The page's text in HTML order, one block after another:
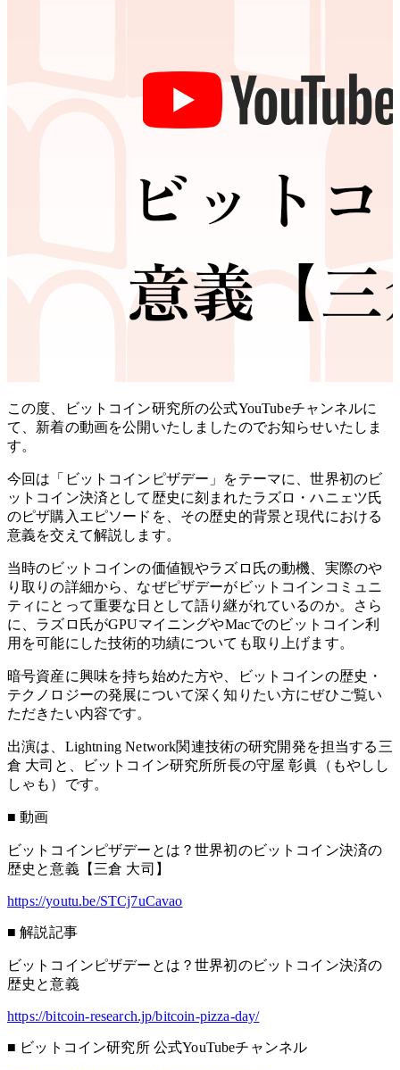
この度、ビットコイン研究所の公式YouTubeチャンネルに
て、新着の動画を公開いたしましたのでお知らせいたしま
す。
今回は「ビットコインピザデー」をテーマに、世界初のビ
ットコイン決済として歴史に刻まれたラズロ・ハニェツ氏
のピザ購入エピソードを、その歴史的背景と現代における
意義を交えて解説します。
当時のビットコインの価値観やラズロ氏の動機、実際のや
り取りの詳細から、なぜピザデーがビットコインコミュニ
ティにとって重要な日として語り継がれているのか。さら
に、ラズロ氏がGPUマイニングやMacでのビットコイン利
用を可能にした技術的功績についても取り上げます。
暗号資産に興味を持ち始めた方や、ビットコインの歴史・
テクノロジーの発展について深く知りたい方にぜひご覧い
ただきたい内容です。
出演は、Lightning Network関連技術の研究開発を担当する三
倉 大司と、ビットコイン研究所所長の守屋 彰眞（もやしし
しゃも）です。
■ 動画
ビットコインピザデーとは？世界初のビットコイン決済の
歴史と意義【三倉 大司】
https://youtu.be/STCj7uCavao
■ 解説記事
ビットコインピザデーとは？世界初のビットコイン決済の
歴史と意義
https://bitcoin-research.jp/bitcoin-pizza-day/
■ ビットコイン研究所 公式YouTubeチャンネル